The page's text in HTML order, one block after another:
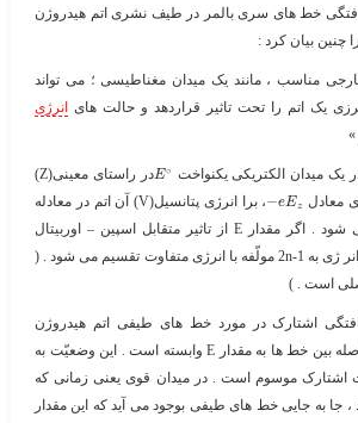
خط های سری بالمر در طیف نشری اتم هیدروژن
چنین بیان کرد :
مناسب ، مانند یک میدان مغناطیسی ؛ می تواند
یک اتم را تحت تاثیر قراردهد و حالت های انرژی
»
یک میدان الکتریکی یکنواخت E∘
​در راستای معینی(Z)
معادل
−eEz
​، برا انرژی پتانسیل(V) آن اتم در معادله
موج الکترون افزوده می شود . اگر مقدار E از تاثیر متقابل اسپین – اوربیتال
کوچک تر باشد ، هر تراز انر ژی به 2n-1 مولّفه با انرژی متفاوت تقسیم می شود . (
اشتارک در مورد خط های طیفی اتم هیدروژن
طرحی متقارن دارد و فاصله بین خط ها به مقدار E وابسته است . این وضعیّت به
اشتارک موسوم است . در میدان قوی یعنی زمانی که
، جا به جایی خط های طیفی بوجود می آید که این مقدار